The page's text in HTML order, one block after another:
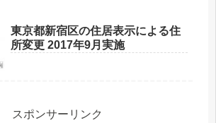
東京都新宿区の住居表示による住
所変更 2017年9月実施
スポンサーリンク